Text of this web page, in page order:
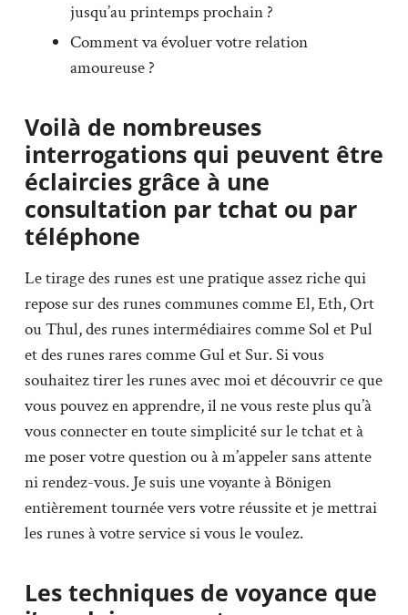
jusqu’au printemps prochain ?
Comment va évoluer votre relation
amoureuse ?
Voilà de nombreuses
interrogations qui peuvent être
éclaircies grâce à une
consultation par tchat ou par
téléphone
Le tirage des runes est une pratique assez riche qui
repose sur des runes communes comme El, Eth, Ort
ou Thul, des runes intermédiaires comme Sol et Pul
et des runes rares comme Gul et Sur. Si vous
souhaitez tirer les runes avec moi et découvrir ce que
vous pouvez en apprendre, il ne vous reste plus qu’à
vous connecter en toute simplicité sur le tchat et à
me poser votre question ou à m’appeler sans attente
ni rendez-vous. Je suis une voyante à Bönigen
entièrement tournée vers votre réussite et je mettrai
les runes à votre service si vous le voulez.
Les techniques de voyance que